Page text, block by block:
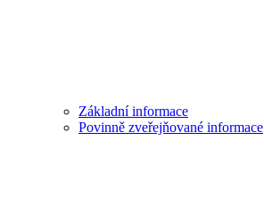
Základní informace
Povinně zveřejňované informace